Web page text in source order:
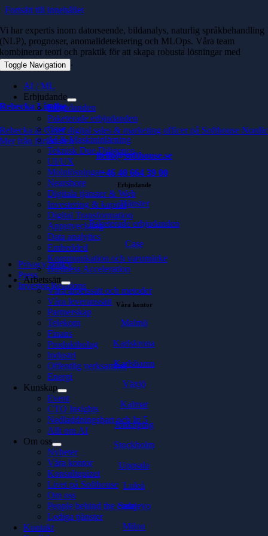
Fortsätt till innehållet
Toggle Navigation
AI / ML
Erbjudande
Erbjudanden
Paketerade erbjudanden
Case
AI & Maskininlärning
Teknisk Due Diligence
UI/UX
Molnlösningar
Nearshore
Digitala tjänster & Web
Investering & kapital
Digital Transformation
Apputveckling
Data analytics
Embedded
Kommunikation och varumärke
Business Acceleration
Arbetssätt
Våra arbetssätt och metoder
Våra leveranssätt
Partnerskap
Telekom
Finans
Produktbolag
Industri
Offentlig verksamhet
Energi
Kunskap
Event
CTO Insights
Nedladdningsbart och In 5
Allt om AI
Om oss
Nyheter
Våra kontor
Konsultquizet
Livet på Softhouse
Om oss
People behind the code
Lediga tjänster
Kontakt
Vi har expertis inom datorseende, bildanalys, naturlig språkbehandling
(NLP), prognoser, anomalidetektering och MLOps. Våra team
kombinerar teori och praktik för att skapa robusta lösningar med
verklig affärseffekt.
Rebecka Lindhe
Rebecka är Chief digital sales & marketing officer på Softhouse Nordic
Mer från författaren
hello@softhouse.se
+46 40 664 39 00
Erbjudande
Tjänster
Paketerade erbjudanden
Case
Privacy policy
Press
Investor Relations
Våra kontor
Malmö
Karlskrona
Karlshamn
Växjö
Kalmar
Jönköping
Stockholm
Uppsala
Luleå
Sarajevo
Milou